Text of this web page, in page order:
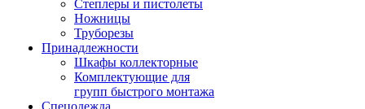
Степлеры и пистолеты
Ножницы
Труборезы
Принадлежности
Шкафы коллекторные
Комплектующие для
групп быстрого монтажа
Спецодежда